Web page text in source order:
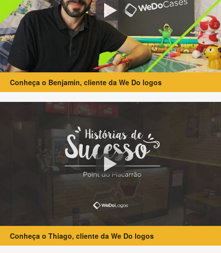
Conheça o Benjamin, cliente da We Do logos
Conheça o Thiago, cliente da We Do logos